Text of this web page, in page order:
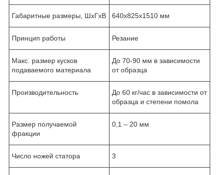
Габаритные размеры, ШхГхВ 640х825х1510 мм
Принцип работы Резание
Макс. размер кусков
подаваемого материала
До 70-90 мм в зависимости
от образца
Производительность
До 60 кг/час в зависимости от
образца и степени помола
Размер получаемой
фракции
0,1 – 20 мм
Число ножей статора 3